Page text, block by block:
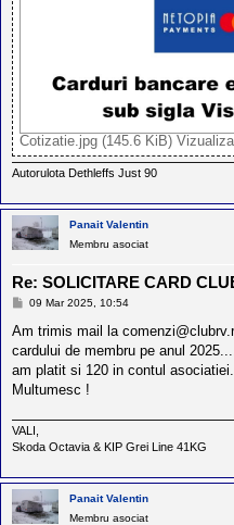
Cotizatie.jpg (145.6 KiB)
Autorulota Dethleffs Just 90
Panait Valentin
Membru asociat
Re: SOLICITARE CARD
M
s
j
09 Mar 2025, 10:54
Am trimis mail la
cardului de membru pe anul
am platit si 120 in contul asociatiei.
Multumesc !
VALI,
Skoda Octavia & KIP Grei Line 41KG
Panait Valentin
Membru asociat